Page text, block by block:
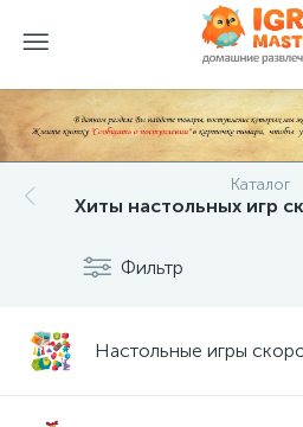
Каталог
Хиты настольных игр
Фильтр
Настольные игры